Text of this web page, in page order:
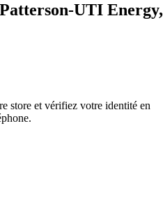
UTI Energy,
store et vérifiez votre identité en